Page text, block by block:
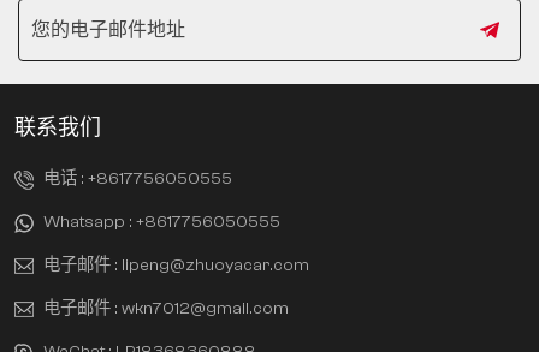
联系我们
电话 : +8617756050555
Whatsapp : +8617756050555
电子邮件 : lipeng@zhuoyacar.com
电子邮件 : wkn7012@gmail.com